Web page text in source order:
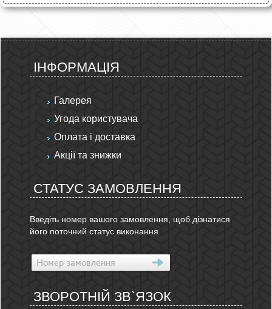
ІНФОРМАЦІЯ
Галерея
Угода користувача
Оплата і доставка
Акції та знижки
СТАТУС ЗАМОВЛЕННЯ
Введіть номер вашого замовлення, щоб дізнатися
його поточний статус виконання
ЗВОРОТНІЙ ЗВ`ЯЗОК